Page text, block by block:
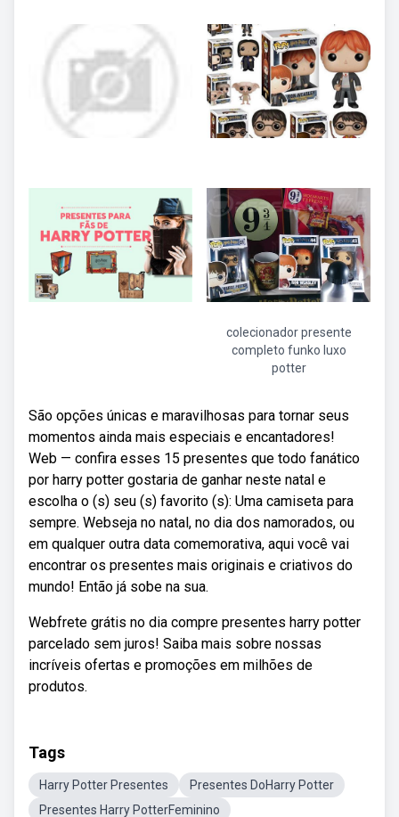
colecionador presente
completo funko luxo
potter
São opções únicas e maravilhosas para tornar seus
momentos ainda mais especiais e encantadores!
Web — confira esses 15 presentes que todo fanático
por harry potter gostaria de ganhar neste natal e
escolha o (s) seu (s) favorito (s): Uma camiseta para
sempre. Webseja no natal, no dia dos namorados, ou
em qualquer outra data comemorativa, aqui você vai
encontrar os presentes mais originais e criativos do
mundo! Então já sobe na sua.
Webfrete grátis no dia compre presentes harry potter
parcelado sem juros! Saiba mais sobre nossas
incríveis ofertas e promoções em milhões de
produtos.
Tags
Harry Potter Presentes
Presentes DoHarry Potter
Presentes Harry PotterFeminino